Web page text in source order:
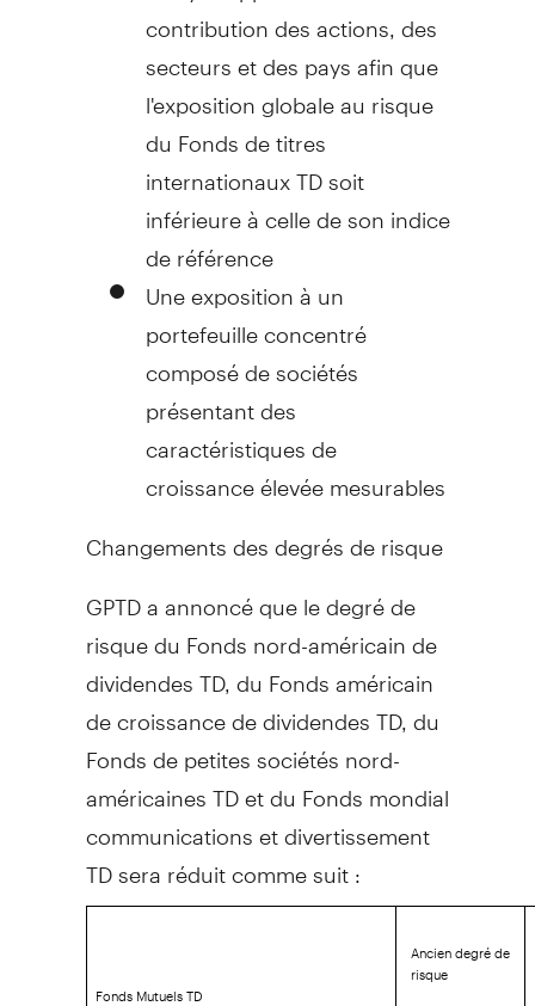
contribution des actions, des
secteurs et des pays afin que
l'exposition globale au risque
du Fonds de titres
internationaux TD soit
inférieure à celle de son indice
de référence
Une exposition à un
portefeuille concentré
composé de sociétés
présentant des
caractéristiques de
croissance élevée mesurables
Changements des degrés de risque
GPTD a annoncé que le degré de
risque du Fonds nord-américain de
dividendes TD, du Fonds américain
de croissance de dividendes TD, du
Fonds de petites sociétés nord-
américaines TD et du Fonds mondial
communications et divertissement
TD sera réduit comme suit :
Fonds Mutuels TD
Ancien degré de
risque